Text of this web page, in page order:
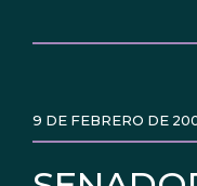
9 DE FEBRERO DE